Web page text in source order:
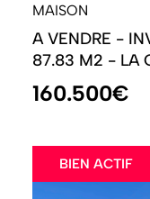
MAISON
A VENDRE -
87.83 M2 - LA
160.500€
BIEN ACTIF